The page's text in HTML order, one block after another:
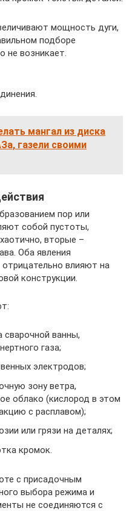
мощность дуги,
подборе
не возникает.
мангал из диска
газели своими
пор или
собой пустоты,
вторые –
Оба явления
влияют на
конструкции.
сварочной ванны,
газа;
электродов;
зону ветра,
облако (кислород в этом
с расплавом);
или грязи на деталях;
кромок.
с присадочным
выбора режима и
не соединяются с